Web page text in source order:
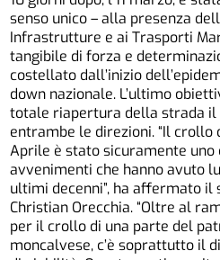
senso unico – alla presenza
Infrastrutture e ai Trasporti
tangibile di forza e
costellato dall’inizio
down nazionale. L’ultimo
totale riapertura della strada il
entrambe le direzioni. “Il crollo
Aprile è stato sicuramente uno
avvenimenti che hanno avuto
ultimi decenni”, ha affermato il
Christian Orecchia. “Oltre al
per il crollo di una parte del
moncalvese, c’è soprattutto il